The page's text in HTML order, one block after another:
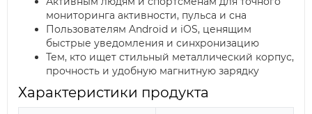
мониторинга активности, пульса и сна
Пользователям Android и iOS, ценящим
быстрые уведомления и синхронизацию
Тем, кто ищет стильный металлический корпус,
прочность и удобную магнитную зарядку
Характеристики продукта